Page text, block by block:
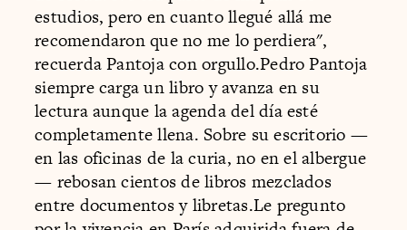
estudios, pero en cuanto llegué allá me
recomendaron que no me lo perdiera",
recuerda Pantoja con orgullo.Pedro Pantoja
siempre carga un libro y avanza en su
lectura aunque la agenda del día esté
completamente llena. Sobre su escritorio —
en las oficinas de la curia, no en el albergue
— rebosan cientos de libros mezclados
entre documentos y libretas.Le pregunto